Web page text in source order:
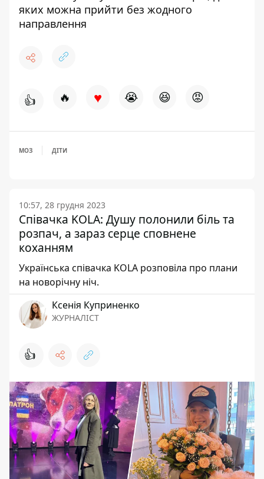
яких можна прийти без жодного
направлення
👍 🔥 ♥ 😭 😆 😡
МОЗ ДІТИ
10:57, 28 грудня 2023
Співачка KOLA: Душу полонили біль та
розпач, а зараз серце сповнене
коханням
Українська співачка KOLA розповіла про плани
на новорічну ніч.
Ксенія Куприненко
ЖУРНАЛІСТ
👍